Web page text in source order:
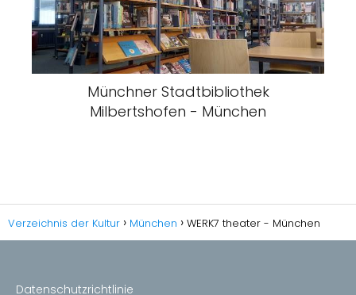
Münchner Stadtbibliothek
Milbertshofen - München
Verzeichnis der Kultur München WERK7 theater - München
Datenschutzrichtlinie